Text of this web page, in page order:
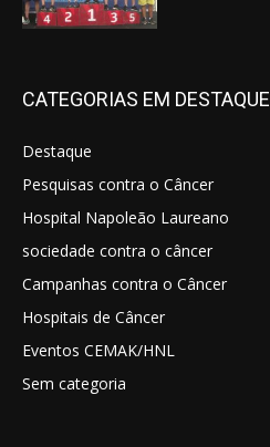
CATEGORIAS EM DESTAQUE
Destaque
Pesquisas contra o Câncer
Hospital Napoleão Laureano
sociedade contra o câncer
Campanhas contra o Câncer
Hospitais de Câncer
Eventos CEMAK/HNL
Sem categoria